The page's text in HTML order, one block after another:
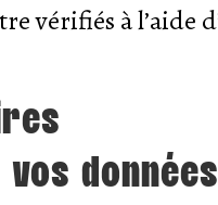
vérifiés à
données